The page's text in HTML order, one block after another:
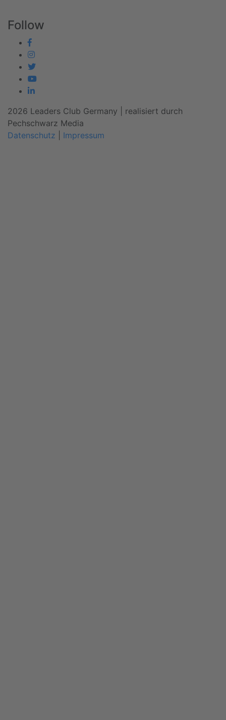
Follow
2026 Leaders Club Germany | realisiert durch
Pechschwarz Media
Datenschutz
Impressum